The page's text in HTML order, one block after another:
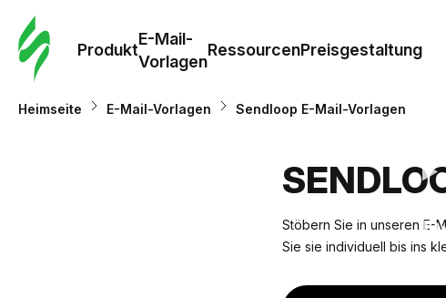
Produkt
E-Mail-
Vorlagen
RessourcenPreisgestaltung
Heimseite E-Mail-Vorlagen Sendloop E-Mail-Vorlagen
Stöbern Sie in unseren E-
Sie sie individuell bis ins